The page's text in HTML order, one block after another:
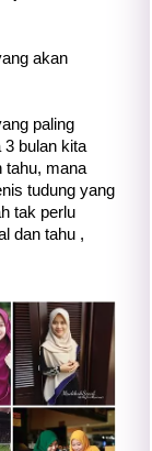
akan
paling
bulan kita
tahu, mana
tudung yang
tak perlu
dan tahu ,